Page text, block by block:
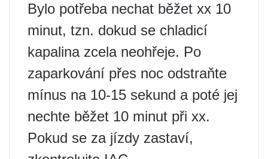
Bylo potřeba nechat běžet xx 10
minut, tzn. dokud se chladicí
kapalina zcela neohřeje. Po
zaparkování přes noc odstraňte
mínus na 10-15 sekund a poté jej
nechte běžet 10 minut při xx.
Pokud se za jízdy zastaví,